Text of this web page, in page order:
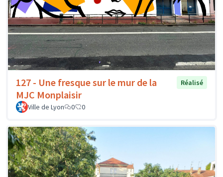
127 - Une fresque sur le mur de la
MJC Monplaisir
Réalisé
Ville de Lyon 0 0